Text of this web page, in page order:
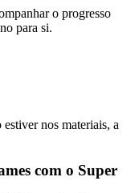
o progresso
para si.
nos materiais, a
com o Super